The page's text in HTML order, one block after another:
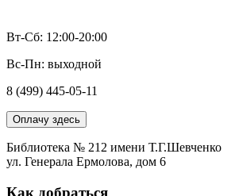
Вт-Сб: 12:00-20:00
Вс-Пн: выходной
8 (499) 445-05-11
Оплачу здесь
Библиотека № 212 имени Т.Г.Шевченко
ул. Генерала Ермолова, дом 6
Как добраться